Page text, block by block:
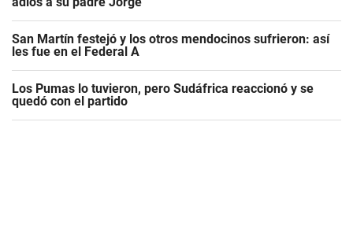
San Martín festejó y los otros mendocinos sufrieron: así
les fue en el Federal A
Los Pumas lo tuvieron, pero Sudáfrica reaccionó y se
quedó con el partido